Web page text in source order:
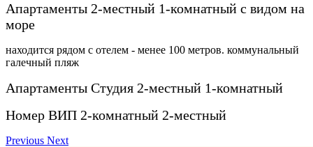
Апартаменты 2-местный 1-комнатный с видом на
море
находится рядом с отелем - менее 100 метров. коммунальный
галечный пляж
Апартаменты Студия 2-местный 1-комнатный
Номер ВИП 2-комнатный 2-местный
Previous Next